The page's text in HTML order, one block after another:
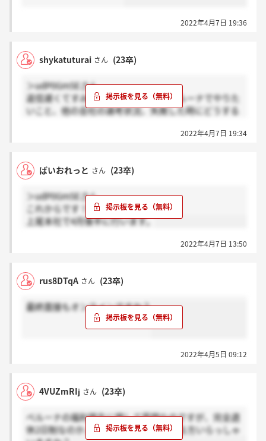
2022年4月7日 19:36
shykatuturai さん (23卒)
＞udP0Gm5Eさん
返信遅くてすみません、志望動機、ベルーナでやりた
いこと、他の会社の選考状況、失敗した時にどうする
がでたら何を基準に入社を決めるかなどです！2022年4月7日 19:34
ばいおれっと さん (23卒)
＞udP0Gm5Eさん
これからです！
上尾本社で4月後半に行います。
2022年4月7日 13:50
rus8DTqA さん (23卒)
最終面接もオンラインですか？
2022年4月5日 09:12
4VUZmRIj さん (23卒)
ベルーナの福利厚生に関して質問なのですが、完全週
休2日制なのか、週休2日制なのかわかる方いらっしゃ